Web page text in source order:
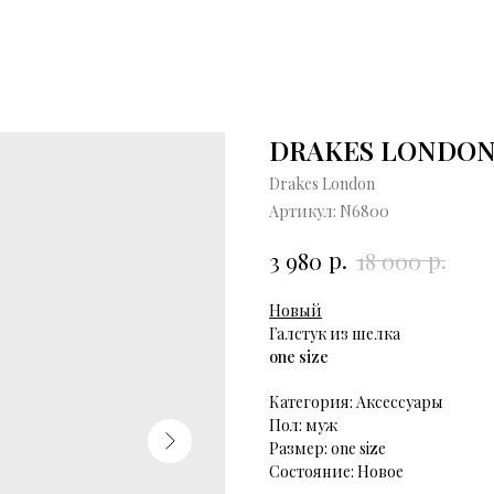
DRAKES
Drakes London
Артикул: N6800
3 980 р. 18 000 р.
Новый
Галстук из шелка
one size
Категория: Аксессуары
Пол: муж
Размер: one size
Состояние: Новое